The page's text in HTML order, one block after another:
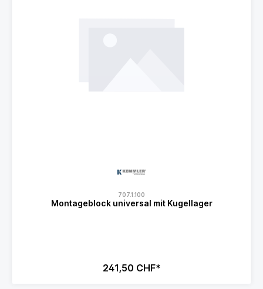
707.1.100
Montageblock universal mit Kugellager
241,50 CHF*